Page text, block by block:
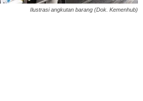
Ilustrasi angkutan barang (Dok. Kemenhub)